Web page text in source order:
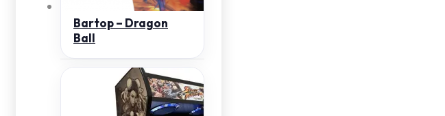
Bartop – Dragon
Ball